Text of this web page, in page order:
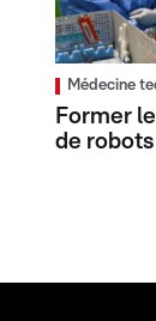
Médecine
Former
de robots